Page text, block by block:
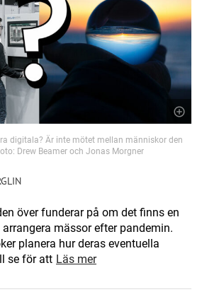
digitala? Är inte mötet mellan människor den
Drew Beamer och Jonas Morgner
över funderar på om det finns en
mässor efter pandemin.
planera hur deras eventuella
se för att Läs mer